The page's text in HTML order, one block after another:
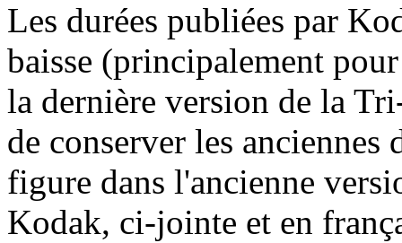
Les durées publiées par
baisse (principalement
la dernière version de la
de conserver les
figure dans l'ancienne
Kodak, ci-jointe et en